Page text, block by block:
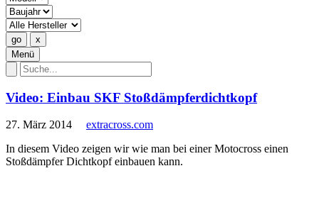
Menü
Video: Einbau SKF Stoßdämpferdichtkopf
27. März 2014
extracross.com
In diesem Video zeigen wir wie man bei einer Motocross einen
Stoßdämpfer Dichtkopf einbauen kann.